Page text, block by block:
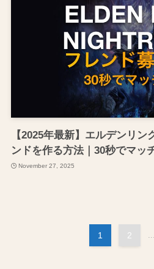
【2025年最新】エルデンリ
ンドを作る方法｜30秒でマッ
November 27, 2025
1 2 ...